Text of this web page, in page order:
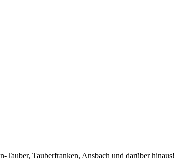
Tauberfranken, Ansbach und darüber hinaus!